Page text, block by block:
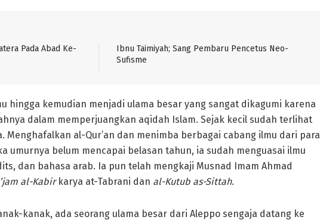
Pada Abad Ke-
Ibnu Taimiyah; Sang Pembaru Pencetus Neo-
Sufisme
hingga kemudian menjadi ulama besar yang sangat dikagumi karena
dalam memperjuangkan aqidah Islam. Sejak kecil sudah terlihat
al-Qur’an dan menimba berbagai cabang ilmu dari para
umurnya belum mencapai belasan tahun, ia sudah menguasai ilmu
dan bahasa arab. Ia pun telah mengkaji Musnad Imam Ahmad
al-Kabirkarya at-Tabrani dan al-Kutub as-Sittah.
kanak, ada seorang ulama besar dari Aleppo sengaja datang ke